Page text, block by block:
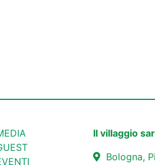
Il villaggio
Bologna,